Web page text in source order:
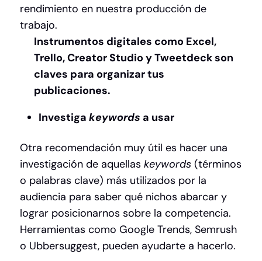
rendimiento en nuestra producción de
trabajo.
Instrumentos digitales como Excel,
Trello, Creator Studio y Tweetdeck son
claves para organizar tus
publicaciones.
Investiga keywords a usar
Otra recomendación muy útil es hacer una
investigación de aquellas keywords (términos
o palabras clave) más utilizados por la
audiencia para saber qué nichos abarcar y
lograr posicionarnos sobre la competencia.
Herramientas como Google Trends, Semrush
o Ubbersuggest, pueden ayudarte a hacerlo.